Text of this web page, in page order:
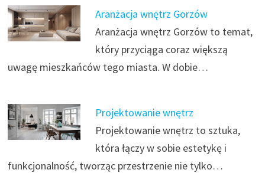
Aranżacja wnętrz Gorzów
Aranżacja wnętrz Gorzów to temat,
który przyciąga coraz większą
uwagę mieszkańców tego miasta. W dobie…
Projektowanie wnętrz
Projektowanie wnętrz to sztuka,
która łączy w sobie estetykę i
funkcjonalność, tworząc przestrzenie nie tylko…